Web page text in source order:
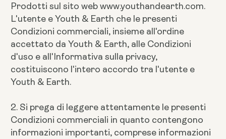
Prodotti sul sito web www.youthandearth.com.
L'utente e Youth & Earth che le presenti
Condizioni commerciali, insieme all'ordine
accettato da Youth & Earth, alle Condizioni
d'uso e all'Informativa sulla privacy,
costituiscono l'intero accordo tra l'utente e
Youth & Earth.
2. Si prega di leggere attentamente le presenti
Condizioni commerciali in quanto contengono
informazioni importanti, comprese informazioni